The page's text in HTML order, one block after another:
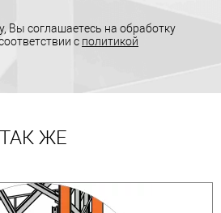
Вы соглашаетесь на обработку
с политикой
ЖЕ